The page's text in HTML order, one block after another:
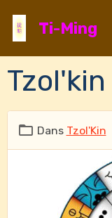
Ti-Ming
Tzol'kin
Dans Tzol'Kin